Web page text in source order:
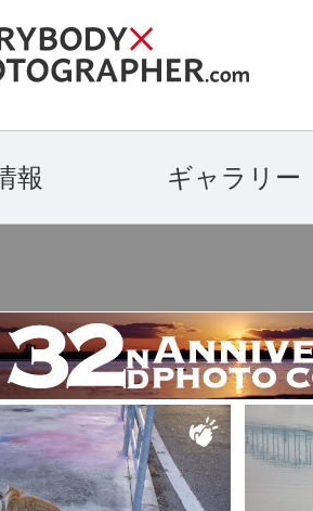
報 ギャラリー